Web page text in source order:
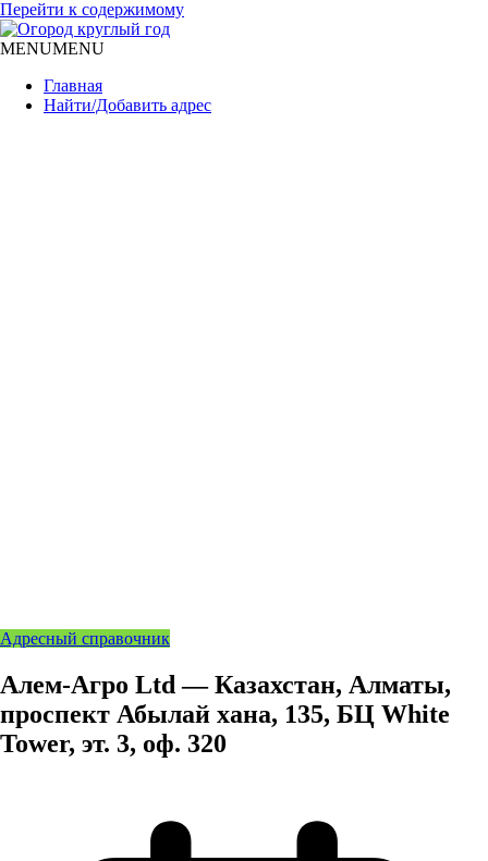
Перейти к содержимому
MENUMENU
Главная
Найти/Добавить адрес
Адресный справочник
Алем-Агро Ltd — Казахстан, Алматы,
проспект Абылай хана, 135, БЦ White
Tower, эт. 3, оф. 320